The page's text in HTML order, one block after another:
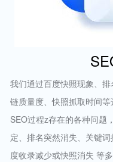
我们通过百度快照现象、
链质量度、快照抓取时间
SEO过程z存在的各种问题
定、排名突然消失、关键
度收录减少或快照消失 等